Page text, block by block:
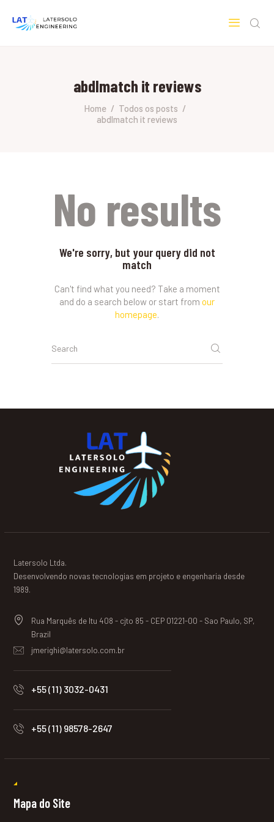
abdlmatch it reviews
Home
Todos os posts
abdlmatch it reviews
HOME
SOBRE A LATERSOLO
ENGINEERING
No results
We're sorry, but your query did not
match
Can't find what you need? Take a moment
and do a search below or start from our
homepage.
Latersolo Ltda.
Desenvolvendo novas tecnologias em projeto e engenharia desde
1989.
Rua Marquês de Itu 408 - cjto 85 - CEP 01221-00 - Sao Paulo, SP,
Brazil
jmerighi@latersolo.com.br
+55 (11) 3032-0431
+55 (11) 98578-2647
Mapa do Site